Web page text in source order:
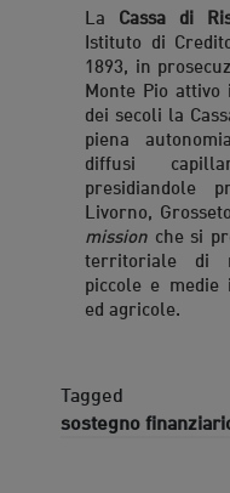
La Cassa di
Istituto di
1893, in
Monte Pio
dei secoli la
piena
diffusi
presidiandole
Livorno,
mission che si
territoriale di
piccole e
ed agricole.
Tagged
sostegno